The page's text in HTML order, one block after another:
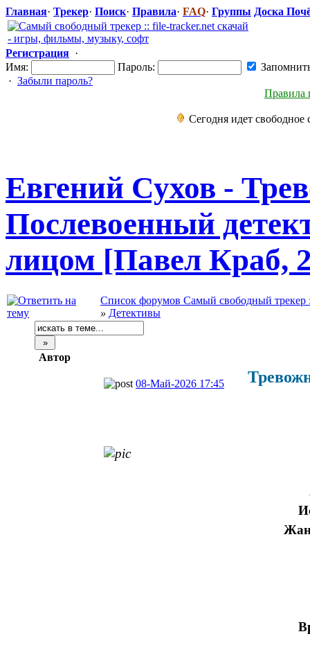
Главная· Трекер· Поиск· Правила· FAQ· Группы Доска
Регистрация ·
Имя:
Пароль:
· Забыли пароль?
Правила
Сегодня идет свободное
Евгений Сухов -
Послевоенный
лицом [Павел Краб,
Список форумов Самый свободный трекер
» Детективы
Автор
08-Май-2026 17:45